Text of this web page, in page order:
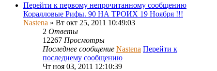
Перейти к первому непрочитанному сообщению
Коралловые Рифы. 90 НА ТРОИХ 19 Ноября !!!
Nastena » Вт окт 25, 2011 10:49:03
2 Ответы
12267 Просмотры
Последнее сообщение Nastena Перейти к
последнему сообщению
Чт ноя 03, 2011 12:10:39